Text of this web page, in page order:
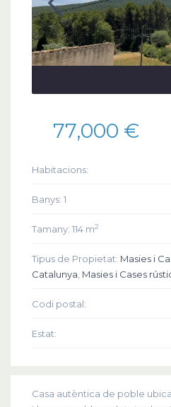
77,000 €
Habitacions:
Banys: 1
Tamany: 114 m2
Tipus de Propietat: Masies i
Catalunya Masies i Cases
Codi postal:
Estat:
Casa autèntica de poble